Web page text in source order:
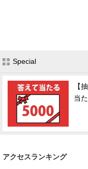
Special
【
当
アクセスランキング